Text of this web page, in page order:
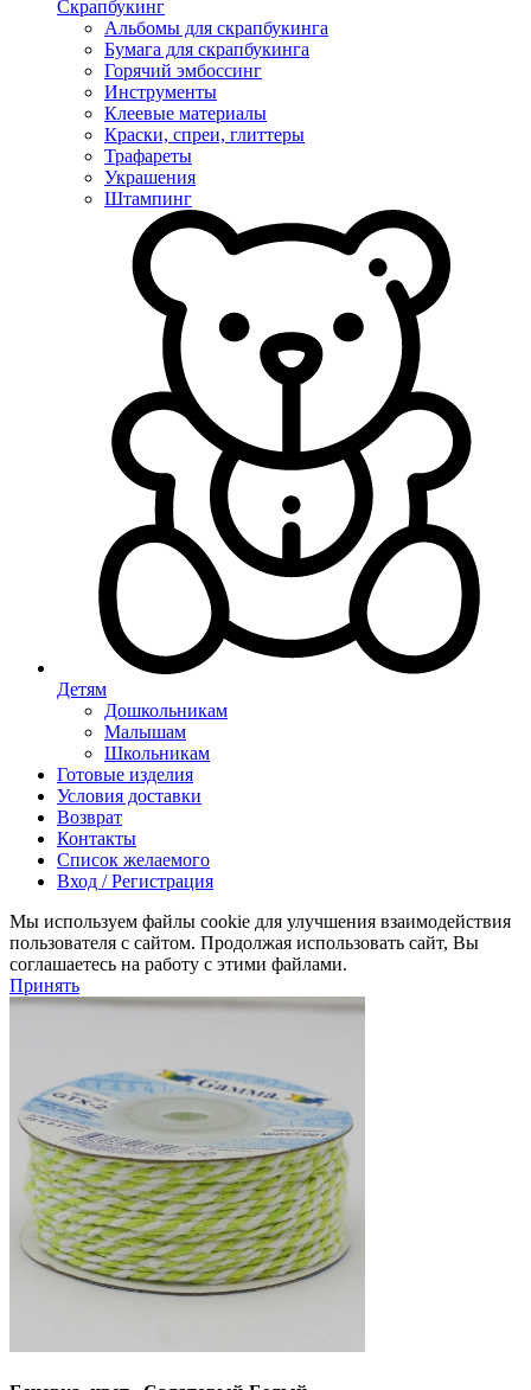
Скрапбукинг
Альбомы для скрапбукинга
Бумага для скрапбукинга
Горячий эмбоссинг
Инструменты
Клеевые материалы
Краски, спреи, глиттеры
Трафареты
Украшения
Штампинг
Детям
Дошкольникам
Малышам
Школьникам
Готовые изделия
Условия доставки
Возврат
Контакты
Список желаемого
Вход / Регистрация
Мы используем файлы cookie для улучшения взаимодействия
пользователя с сайтом. Продолжая использовать сайт, Вы
соглашаетесь на работу с этими файлами.
Принять